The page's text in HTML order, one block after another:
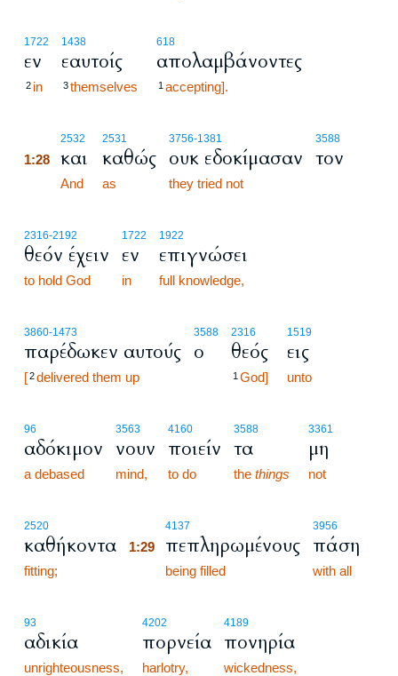
1722
εν
2 in
1438
εαυτοίς
3themselves
618
απολαμβάνοντες
1 accepting].
2532
1:28 και
And
2531
καθώς
as
3756-1381
ουκ εδοκίμασαν
they tried not
3588
τον
2316-2192
θεόν έχειν
to hold God
1722
εν
in
1922
επιγνώσει
full knowledge,
3860-1473
παρέδωκεν αυτούς
[2delivered them up
3588
ο
2316
θεός
1 God]
1519
εις
unto
96
αδόκιμον
a debased
3563
νουν
mind,
4160
ποιείν
to do
3588
τα
the things
3361
μη
not
2520
καθήκοντα
fitting;
4137
1:29 πεπληρωμένους
being filled
3956
πάση
with all
93
αδικία
unrighteousness,
4202
πορνεία
harlotry,
4189
πονηρία
wickedness,